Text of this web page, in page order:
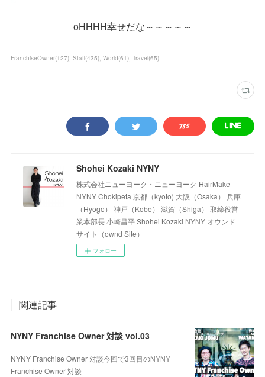
oHHHH幸せだな～～～～～
FranchiseOwner(127) Staff(435) World(61) Travel(65)
Shohei Kozaki NYNY
株式会社ニューヨーク・ニューヨーク HairMake
NYNY Chokipeta 京都（kyoto) 大阪（Osaka） 兵庫
（Hyogo） 神戸（Kobe） 滋賀（Shiga） 取締役営
業本部長 小崎昌平 Shohei Kozaki NYNY オウンド
サイト（ownd Site）
フォロー
関連記事
NYNY Franchise Owner 対談 vol.03
NYNY Franchise Owner 対談今回で3回目のNYNY
Franchise Owner 対談